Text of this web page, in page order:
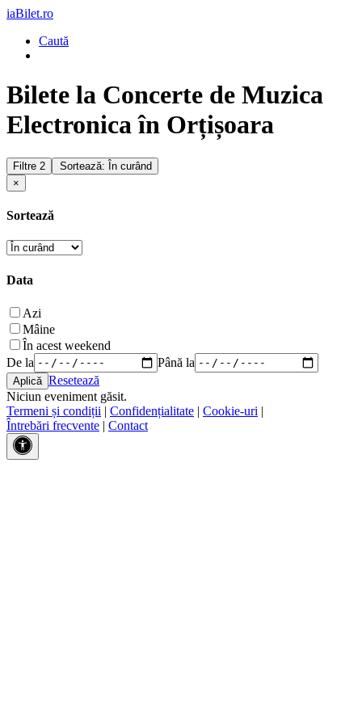
iaBilet.ro
Caută
Bilete la Concerte de Muzica
Electronica în Orțișoara
Filtre 2
Sortează: În curând
×
Sortează
Data
Azi
Mâine
În acest weekend
De la
Până la
Resetează
Niciun eveniment găsit.
Termeni și condiții | Confidențialitate | Cookie-uri |
Întrebări frecvente | Contact